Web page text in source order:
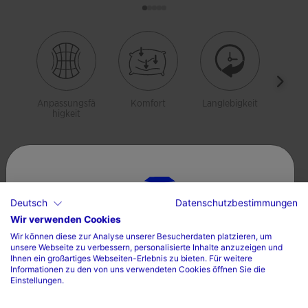
Anpassungsfä
higkeit
Komfort Langlebigkeit
Frauen und Mädchen entwickelt wurde, die Laufen
Reißverschluss, der bis zur Brust reicht, um die
Körpertemperatur einfach und schnell regulieren zu
können. Darüber hinaus verfügt er über einen Kinnschutz,
Wählen sie ihr land und ihre sprache
Land
Deutsch
Datenschutzbestimmungen
Wir verwenden Cookies
Wir können diese zur Analyse unserer Besucherdaten platzieren, um
unsere Webseite zu verbessern, personalisierte Inhalte anzuzeigen und
Ihnen ein großartiges Webseiten-Erlebnis zu bieten. Für weitere
Informationen zu den von uns verwendeten Cookies öffnen Sie die
Einstellungen.